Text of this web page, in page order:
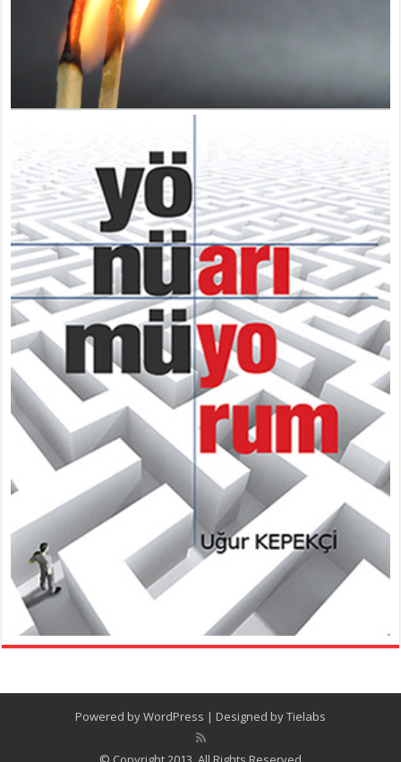
Powered byWordPress | Designed byTielabs